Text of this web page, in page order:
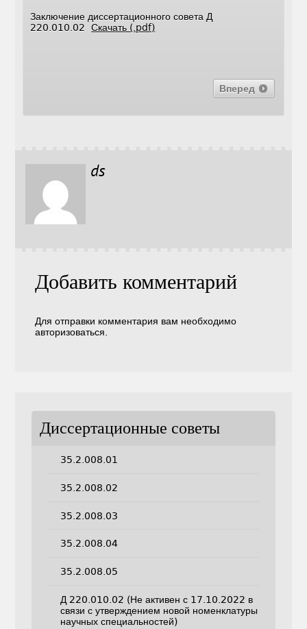
Заключение диссертационного совета Д
220.010.02Скачать (.pdf)
Вперед
ds
Добавить комментарий
Для отправки комментария вам необходимо
авторизоваться
Диссертационные советы
35.2.008.01
35.2.008.02
35.2.008.03
35.2.008.04
35.2.008.05
Д 220.010.02 (Не активен с 17.10.2022 в
связи с утверждением новой номенклатуры
научных специальностей)